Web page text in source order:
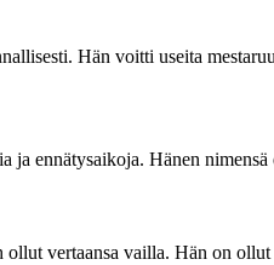
Hän voitti useita
ennätysaikoja. Hänen
vertaansa vailla. Hän on